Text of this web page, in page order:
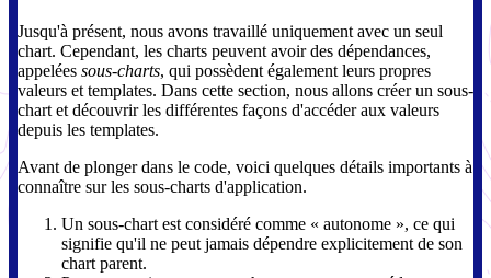
Jusqu'à présent, nous avons travaillé uniquement avec un seul
chart. Cependant, les charts peuvent avoir des dépendances,
appelées sous-charts, qui possèdent également leurs propres
valeurs et templates. Dans cette section, nous allons créer un sous-
chart et découvrir les différentes façons d'accéder aux valeurs
depuis les templates.
Avant de plonger dans le code, voici quelques détails importants à
connaître sur les sous-charts d'application.
Un sous-chart est considéré comme « autonome », ce qui
signifie qu'il ne peut jamais dépendre explicitement de son
chart parent.